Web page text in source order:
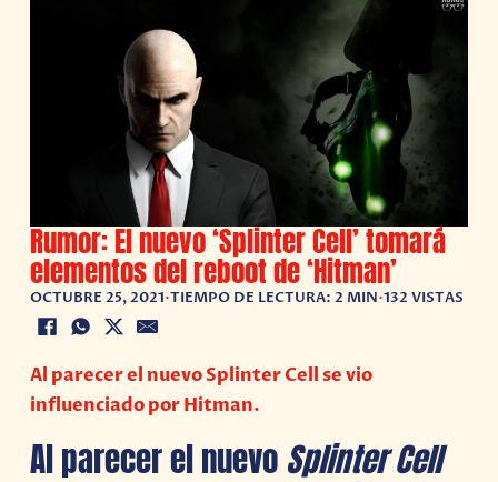
Rumor: El nuevo ‘Splinter Cell’ tomará
elementos del reboot de ‘Hitman’
OCTUBRE 25, 2021•TIEMPO DE LECTURA: 2 MIN•132 VISTAS
Al parecer el nuevo Splinter Cell se vio
influenciado por Hitman.
Al parecer el nuevo Splinter Cell